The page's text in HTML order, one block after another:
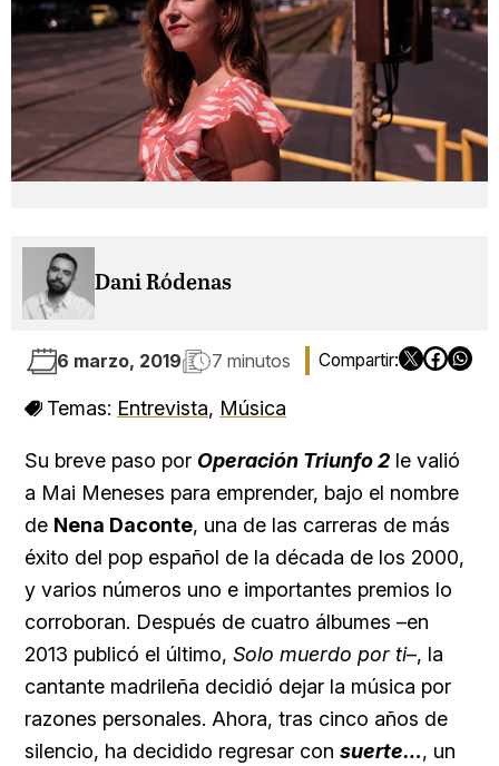
Dani Ródenas
6 marzo, 2019 7 minutos
Temas: Entrevista, Música
Su breve paso por Operación Triunfo 2 le valió
a Mai Meneses para emprender, bajo el nombre
de Nena Daconte, una de las carreras de más
éxito del pop español de la década de los 2000,
y varios números uno e importantes premios lo
corroboran. Después de cuatro álbumes –en
2013 publicó el último, Solo muerdo por ti–, la
cantante madrileña decidió dejar la música por
razones personales. Ahora, tras cinco años de
silencio, ha decidido regresar con suerte…, un